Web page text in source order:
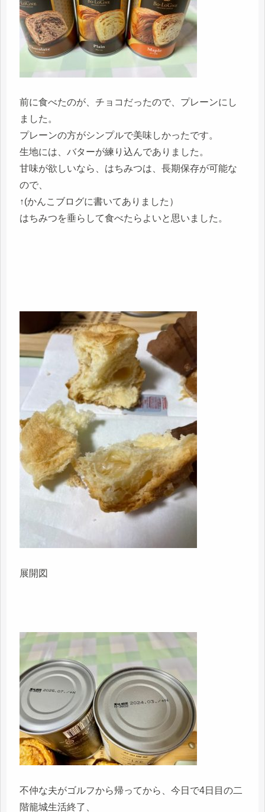
前に食べたのが、チョコだったので、プレーンにし
ました。
プレーンの方がシンプルで美味しかったです。
生地には、バターが練り込んでありました。
甘味が欲しいなら、はちみつは、長期保存が可能な
ので、
↑(かんこブログに書いてありました）
はちみつを垂らして食べたらよいと思いました。
展開図
不仲な夫がゴルフから帰ってから、今日で4日目の二
階籠城生活終了、